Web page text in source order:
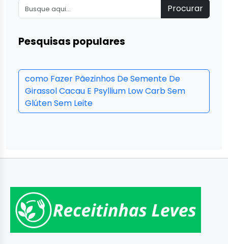
Procurar
Pesquisas populares
como Fazer Pãezinhos De Semente De
Girassol Cacau E Psyllium Low Carb Sem
Glúten Sem Leite